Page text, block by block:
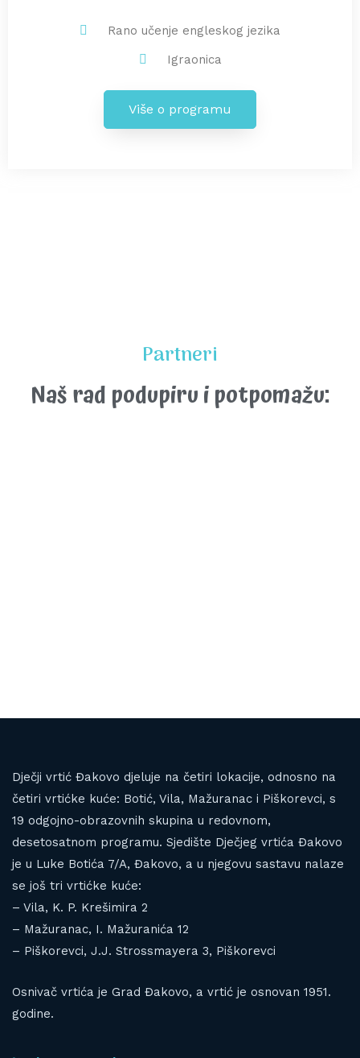
Rano učenje engleskog jezika
Igraonica
Više o programu
Partneri
Naš rad podupiru i potpomažu:
Dječji vrtić Đakovo djeluje na četiri lokacije, odnosno na
četiri vrtićke kuće: Botić, Vila, Mažuranac i Piškorevci, s
19 odgojno-obrazovnih skupina u redovnom,
desetosatnom programu. Sjedište Dječjeg vrtića Đakovo
je u Luke Botića 7/A, Đakovo, a u njegovu sastavu nalaze
se još tri vrtićke kuće:
– Vila, K. P. Krešimira 2
– Mažuranac, I. Mažuranića 12
– Piškorevci, J.J. Strossmayera 3, Piškorevci
Osnivač vrtića je Grad Đakovo, a vrtić je osnovan 1951.
godine.